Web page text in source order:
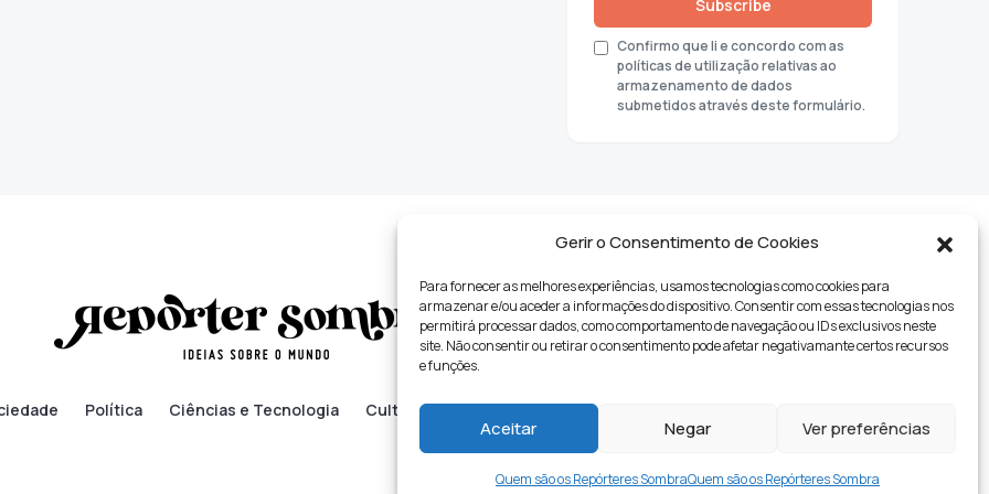
Gerir o Consentimento de Cookies
Para fornecer as melhores experiências, usamos tecnologias como cookies para
armazenar e/ou aceder a informações do dispositivo. Consentir com essas tecnologias nos
permitirá processar dados, como comportamento de navegação ou IDs exclusivos neste
site. Não consentir ou retirar o consentimento pode afetar negativamante certos recursos
e funções.
Aceitar Negar Ver preferências
Quem são os Repórteres SombraQuem são os Repórteres Sombra
Subscribe
Confirmo que li e concordo com as
políticas de utilização relativas ao
armazenamento de dados
submetidos através deste formulário.
Política Ciências e Tecnologia Cultura Lifestyle